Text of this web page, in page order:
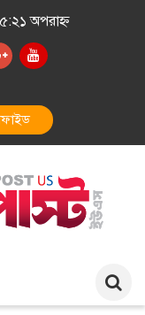
অপরাহ্ন